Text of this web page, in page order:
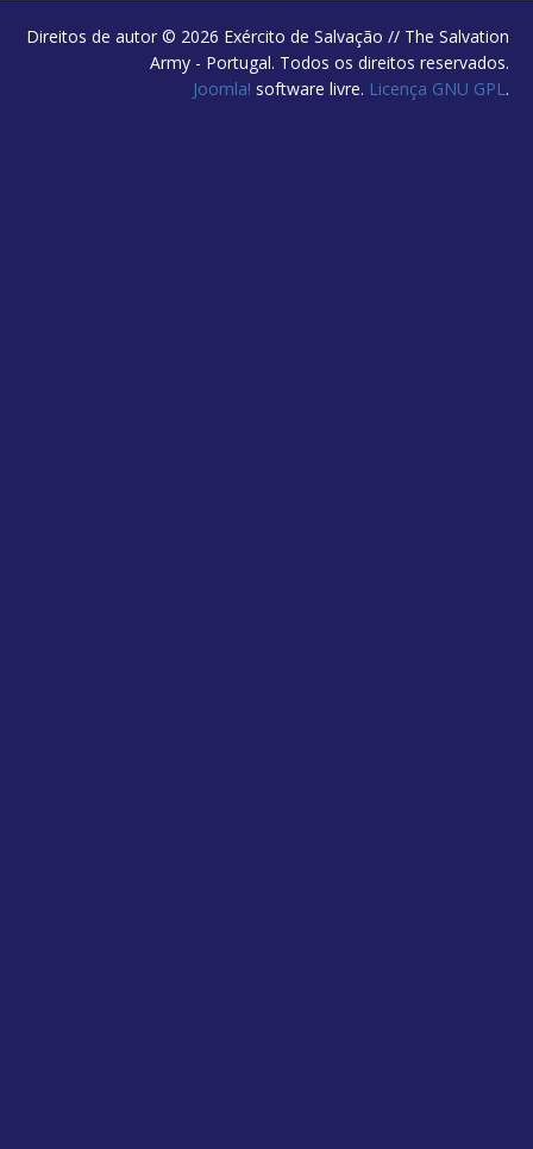
Direitos de autor © 2026 Exército de Salvação // The Salvation
Army - Portugal. Todos os direitos reservados.
Joomla! software livre. Licença GNU GPL.